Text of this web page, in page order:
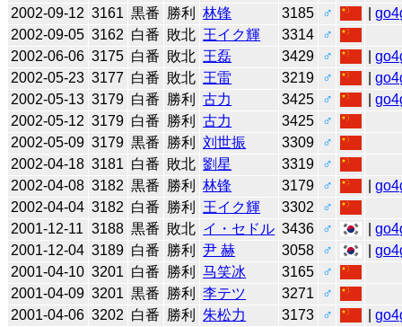
2002-09-12 3161 黒番 勝利 林锋 3185 ♂ |
2002-09-05 3162 白番 敗北 王イク輝 3314
♂
2002-06-06 3175 白番 敗北 王磊 3429 ♂ |
2002-05-23 3177 白番 敗北 王雷 3219 ♂ |
2002-05-13 3179 白番 勝利 古力 3425 ♂ |
2002-05-12 3179 白番 勝利 古力 3425
♂
2002-05-09 3179 黒番 勝利 刘世振 3309
♂
2002-04-18 3181 白番 敗北 劉星 3319
♂
2002-04-08 3182 黒番 勝利 林锋 3179 ♂ |
2002-04-04 3182 白番 勝利 王イク輝 3302
♂
2001-12-11 3188 黒番 敗北 イ・セドル 3436 ♂ |
2001-12-04 3189 白番 勝利 尹 赫 3058 ♂ |
2001-04-10 3201 白番 勝利 马笑冰 3165
♂
2001-04-09 3201 黒番 勝利 李テツ 3271
♂
2001-04-06 3202 白番 勝利 朱松力 3173 ♂ |